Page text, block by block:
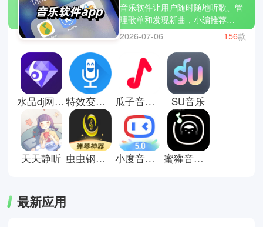
音乐软件让用户随时随地听歌、管
理歌单和发现新曲，小编推荐
MOO音乐 、豆瓣fm和乐趣音乐。
软件提供高品质音频播放、离线下
载和个性化推荐功能，支持歌单创
建、收藏和分享，方便管理喜爱歌
曲。用户可以探索排行榜、专辑和
电台，跟随兴趣发现新曲，也可以
同步跨设备播放，实现多场景听歌
体验，满足日常娱乐、学习或放松
的音乐需求。
2026-07-06 156款
水晶dj网手机版 特效变音魔术师官方正版 瓜子音乐正版 SU音乐
天天静听 虫虫钢琴曲谱网 小度音箱app安卓版 蜜獾音乐2026
最新应用